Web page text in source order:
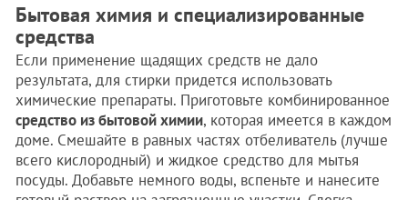
Бытовая химия и специализированные
средства
Если применение щадящих средств не дало
результата, для стирки придется использовать
химические препараты. Приготовьте комбинированное
средство из бытовой химии, которая имеется в каждом
доме. Смешайте в равных частях отбеливатель (лучше
всего кислородный) и жидкое средство для мытья
посуды. Добавьте немного воды, вспеньте и нанесите